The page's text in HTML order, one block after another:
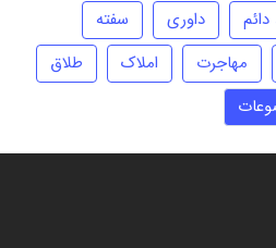
داوری
سفته
مهاجرت املاک
طلاق